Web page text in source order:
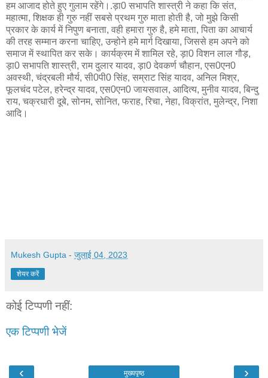
हम आजाद होते हुए गुलाम रहेंगे।.ड़ा0 सभापति शास्त्री ने कहा कि संत,
महात्मा, शिक्षक ही गुरु नहीं सबसे प्रथम गुरु माता होती है, जो मुझे किसी
प्रकार के कार्य में निपुण बनाता, वही हमारा गुरु है, हमे माता, पिता का आचार्य
की तरह सम्मान करना चाहिए, उन्होने हमे मार्ग दिखाया, जिससे हम अपने को
समाज में स्थापित कर सके। कार्यक्रम में शामिल रहे, ड़ा0 विशन लाल गौड़,
ड़ा0 सभापति शास्त्री, राम दुलार यादव, ड़ा0 देवकर्ण चौहान, एस0एन0
अवस्थी, चंद्रबली मौर्य, सी0पी0 सिंह, सम्राट सिंह यादव, अनिल मिश्र,
फूलचंद पटेल, हरेन्द्र यादव, एस0एन0 जायसवाल, आदित्य, मुनीव यादव, बिन्दु
राय, चक्रधारी दूबे, सोनम, सोनित, फराह, रिचा, नेहा, विक्रांत, मुलेन्द्र, निशा
आदि।
Mukesh Gupta - जुलाई 04, 2023
शेयर करें
कोई टिप्पणी नहीं:
एक टिप्पणी भेजें
‹ ›
मुख्यपृष्ठ